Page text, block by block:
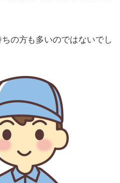
の方も多いのではないでし